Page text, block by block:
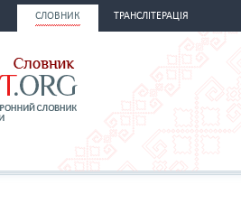
СЛОВНИК ТРАНСЛІТЕРАЦІЯ